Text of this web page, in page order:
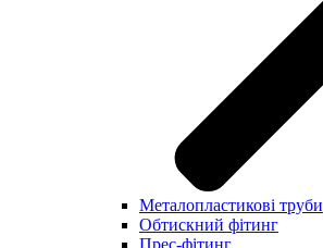
Металопластикові труби
Обтискний фітинг
Прес-фітинг